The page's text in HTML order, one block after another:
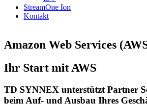
StreamOne Ion
Kontakt
Amazon Web Services
Ihr Start mit AWS
TD SYNNEX unterstützt Partner
beim Auf- und Ausbau Ihres